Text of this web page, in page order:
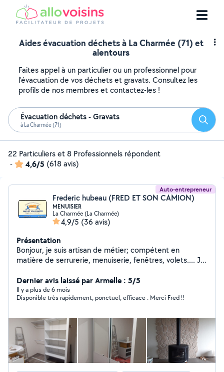
Aides évacuation déchets à La Charmée (71) et
alentours
Faites appel à un particulier ou un professionnel pour
l'évacuation de vos déchets et gravats. Consultez les
profils de nos membres et contactez-les !
Évacuation déchets - Gravats
à La Charmée (71)
22 Particuliers et 8 Professionnels répondent
-
4,6/5 (618 avis)
Auto-entrepreneur
Frederic hubeau (FRED ET SON CAMION)
MENUISIER
La Charmée (La Charmée)
4,9/5 (36 avis)
Présentation
Bonjour, je suis artisan de métier; compétent en
matière de serrurerie, menuiserie, fenêtres, volets.... Je
debarrassage de locaux, transport de marchandises,
montage de meubles.. et autres bricoles. N'hésitez pas
à me solliciter, je suis équipé et disponible pour pallier à
Dernier avis laissé par Armelle : 5/5
Il y a plus de 6 mois
Disponible très rapidement, ponctuel, efficace . Merci Fred !!